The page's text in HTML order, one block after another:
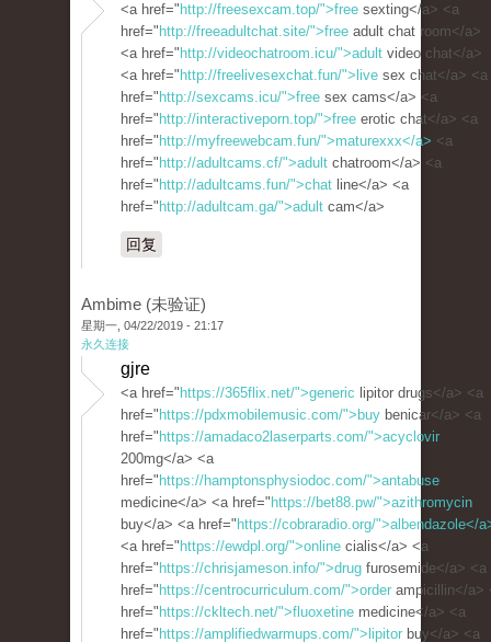
<a href=" http://freesexcam.top/">free sexting</a> <a
href=" http://freeadultchat.site/">free adult chat room</a>
<a href=" http://videochatroom.icu/">adult video chat</a>
<a href=" http://freelivesexchat.fun/">live sex chat</a> <a
href=" http://sexcams.icu/">free sex cams</a> <a
href=" http://interactiveporn.top/">free erotic chat</a> <a
href=" http://myfreewebcam.fun/">maturexxx</a> <a
href=" http://adultcams.cf/">adult chatroom</a> <a
href=" http://adultcams.fun/">chat line</a> <a
href=" http://adultcam.ga/">adult cam</a>
回复
Ambime (未验证)
星期一, 04/22/2019 - 21:17
永久连接
gjre
<a href=" https://365flix.net/">generic lipitor drugs</a> <a
href=" https://pdxmobilemusic.com/">buy benicar</a> <a
href=" https://amadaco2laserparts.com/">acyclovir
200mg</a> <a
href=" https://hamptonsphysiodoc.com/">antabuse
medicine</a> <a href=" https://bet88.pw/">azithromycin
buy</a> <a href=" https://cobraradio.org/">albendazole</
<a href=" https://ewdpl.org/">online cialis</a> <a
href=" https://chrisjameson.info/">drug furosemide</a> <a
href=" https://centrocurriculum.com/">order ampicillin</a>
href=" https://ckltech.net/">fluoxetine medicine</a> <a
href=" https://amplifiedwarmups.com/">lipitor buy</a> <a